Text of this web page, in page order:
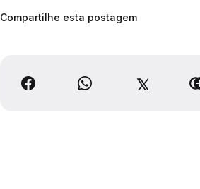
Compartilhe esta postagem